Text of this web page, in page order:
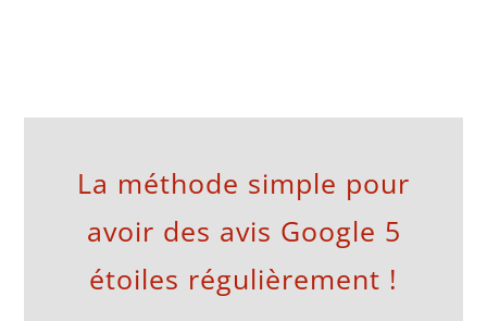
La méthode simple pour
avoir des avis Google 5
étoiles régulièrement !